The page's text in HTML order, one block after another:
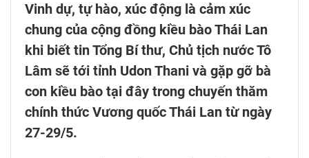
Vinh dự, tự hào, xúc động là cảm xúc
chung của cộng đồng kiều bào Thái Lan
khi biết tin Tổng Bí thư, Chủ tịch nước Tô
Lâm sẽ tới tỉnh Udon Thani và gặp gỡ bà
con kiều bào tại đây trong chuyến thăm
chính thức Vương quốc Thái Lan từ ngày
27-29/5.